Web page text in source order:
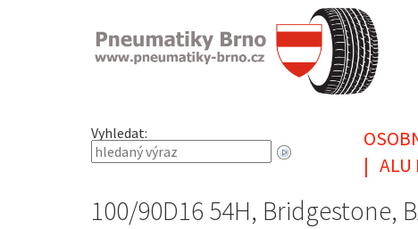
Vyhledat:
| ALU
100/90D16 54H, Bridgestone,